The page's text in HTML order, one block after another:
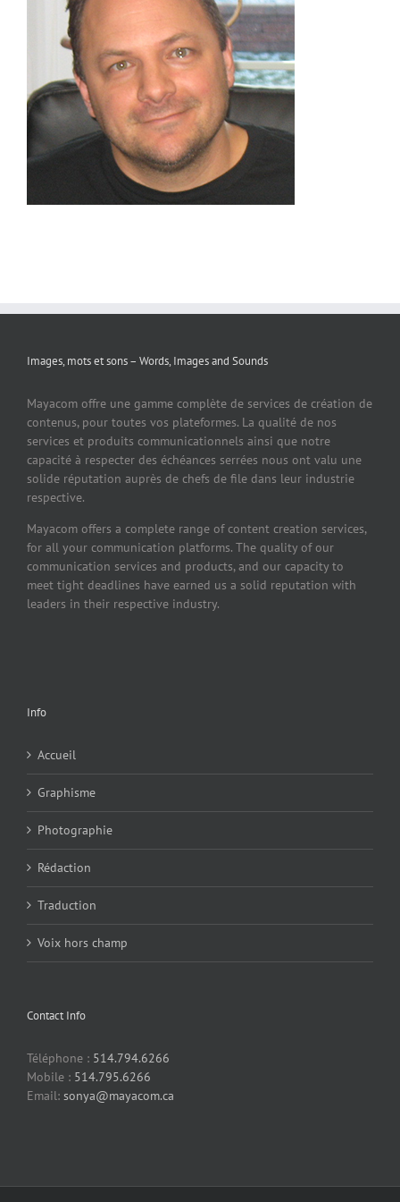
Images, mots et sons – Words, Images and Sounds
Mayacom offre une gamme complète de services de création de
contenus, pour toutes vos plateformes. La qualité de nos
services et produits communicationnels ainsi que notre
capacité à respecter des échéances serrées nous ont valu une
solide réputation auprès de chefs de file dans leur industrie
respective.
Mayacom offers a complete range of content creation services,
for all your communication platforms. The quality of our
communication services and products, and our capacity to
meet tight deadlines have earned us a solid reputation with
leaders in their respective industry.
Info
Accueil
Graphisme
Photographie
Rédaction
Traduction
Voix hors champ
Contact Info
Téléphone : 514.794.6266
Mobile : 514.795.6266
Email: sonya@mayacom.ca